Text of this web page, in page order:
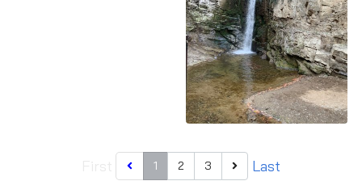
1 2 3 Last